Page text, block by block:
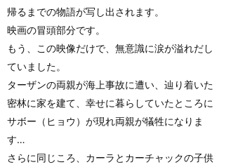
帰るまでの物語が写し出されます。
映画の冒頭部分です。
もう、この映像だけで、無意識に涙が溢れだし
ていました。
ターザンの両親が海上事故に遭い、辿り着いた
密林に家を建て、幸せに暮らしていたところに
サボー（ヒョウ）が現れ両親が犠牲になりま
す…
さらに同じころ、カーラとカーチャックの子供